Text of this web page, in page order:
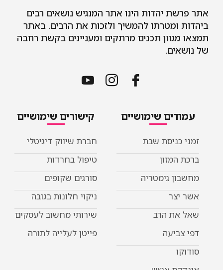
אתר פרשת יהדות הינו אתר המנגיש נושאים רבים
ביהדות ומטרתו להמשיך ולזכות את הרבים. באתר
תמצאו מגוון תכנים מרתקים ומעניינים בקשת רחבה
של נושאים.
עמודים שימושיים
זמני כניסת שבת
ברכת המזון
מחשבון גימטריה
אשר יצר
שאל את הרב
דפי צביעה
סודוקו
קישורים שימושיים
חברת שיווק דיגיטלי
טיפול בחרדות
סורגים שקופים
ניקוי חלונות בגובה
שירותי מחשוב לעסקים
פייטן לעלייה לתורה